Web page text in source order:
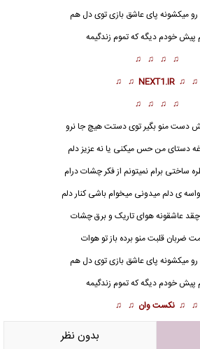
رو میکشونه پای عاشق بازی توی دل هم
پیش خودم دیگه که تموم زندگیمه
♫ ♫ ♫ ♫
♫ ♫
NEXT1.IR
♫ ♫
♫ ♫ ♫ ♫
دست منو بگیر توی دستت هیچ جا نرو
دستای من حس میکنی یا نه عزیز دلم
ساختی برام نمیتونم از فکر چشات درام
ی دلم میدونی میخوام باشی کنار دلم
عاشقونه هوای تاریک و برق چشات
ضربان قلبت منو برده باز تو هوات
رو میکشونه پای عاشق بازی توی دل هم
پیش خودم دیگه که تموم زندگیمه
♫ ♫ نکست وان ♫ ♫
بدون نظر